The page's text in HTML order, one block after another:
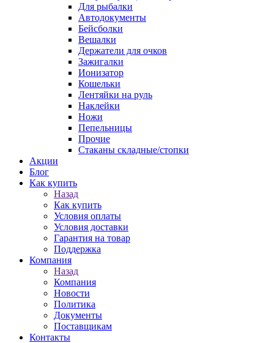
Для рыбалки
Автодокументы
Бейсболки
Вешалки
Держатели для очков
Зажигалки
Ионизатор
Кошельки
Лентяйки на руль
Наклейки
Ножи
Пепельницы
Прочие
Стаканы складные/стопки
Акции
Блог
Как купить
Назад
Как купить
Условия оплаты
Условия доставки
Гарантия на товар
Поддержка
Компания
Назад
Компания
Новости
Политика
Документы
Поставщикам
Контакты